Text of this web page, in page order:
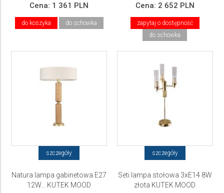
Cena: 1 361 PLN
do koszyka do schowka
Cena: 2 652 PLN
zapytaj o dostępność
do schowka
szczegóły
Natura lampa gabinetowa E27
12W... KUTEK MOOD
szczegóły
Seti lampa stołowa 3xE14 8W
złota KUTEK MOOD